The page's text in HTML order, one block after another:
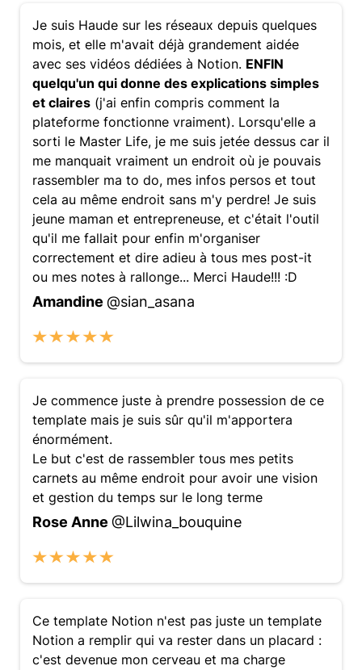
Je suis Haude sur les réseaux depuis quelques
mois, et elle m'avait déjà grandement aidée
avec ses vidéos dédiées à Notion. ENFIN
quelqu'un qui donne des explications simples
et claires (j'ai enfin compris comment la
plateforme fonctionne vraiment). Lorsqu'elle a
sorti le Master Life, je me suis jetée dessus car il
me manquait vraiment un endroit où je pouvais
rassembler ma to do, mes infos persos et tout
cela au même endroit sans m'y perdre! Je suis
jeune maman et entrepreneuse, et c'était l'outil
qu'il me fallait pour enfin m'organiser
correctement et dire adieu à tous mes post-it
ou mes notes à rallonge... Merci Haude!!! :D
Amandine @sian_asana
Je commence juste à prendre possession de ce
template mais je suis sûr qu'il m'apportera
énormément.
Le but c'est de rassembler tous mes petits
carnets au même endroit pour avoir une vision
et gestion du temps sur le long terme
Rose Anne @Lilwina_bouquine
Ce template Notion n'est pas juste un template
Notion a remplir qui va rester dans un placard :
c'est devenue mon cerveau et ma charge